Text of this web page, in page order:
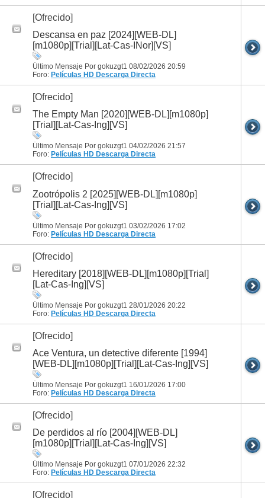
[Ofrecido]
Descansa en paz [2024][WEB-DL]
[m1080p][Trial][Lat-Cas-INor][VS]
Último Mensaje Por gokuzgt1 08/02/2026 20:59
Foro: Películas HD Descarga Directa
[Ofrecido]
The Empty Man [2020][WEB-DL][m1080p]
[Trial][Lat-Cas-Ing][VS]
Último Mensaje Por gokuzgt1 04/02/2026 21:57
Foro: Películas HD Descarga Directa
[Ofrecido]
Zootrópolis 2 [2025][WEB-DL][m1080p]
[Trial][Lat-Cas-Ing][VS]
Último Mensaje Por gokuzgt1 03/02/2026 17:02
Foro: Películas HD Descarga Directa
[Ofrecido]
Hereditary [2018][WEB-DL][m1080p][Trial]
[Lat-Cas-Ing][VS]
Último Mensaje Por gokuzgt1 28/01/2026 20:22
Foro: Películas HD Descarga Directa
[Ofrecido]
Ace Ventura, un detective diferente [1994]
[WEB-DL][m1080p][Trial][Lat-Cas-Ing][VS]
Último Mensaje Por gokuzgt1 16/01/2026 17:00
Foro: Películas HD Descarga Directa
[Ofrecido]
De perdidos al río [2004][WEB-DL]
[m1080p][Trial][Lat-Cas-Ing][VS]
Último Mensaje Por gokuzgt1 07/01/2026 22:32
Foro: Películas HD Descarga Directa
[Ofrecido]